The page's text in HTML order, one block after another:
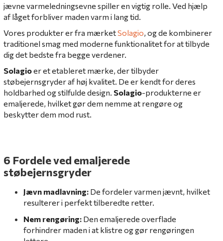
jævne varmeledningsevne spiller en vigtig rolle. Ved hjælp
af låget forbliver maden varm i lang tid.
Vores produkter er fra mærketSolagio, og de kombinerer
traditionel smag med moderne funktionalitet for at tilbyde
dig det bedste fra begge verdener.
Solagioer et etableret mærke, der tilbyder
støbejernsgryder af høj kvalitet. De er kendt for deres
holdbarhed og stilfulde design. Solagio-produkterne er
emaljerede, hvilket gør dem nemme at rengøre og
beskytter dem mod rust.
6 Fordele ved emaljerede
støbejernsgryder
Jævn madlavning: De fordeler varmen jævnt, hvilket
resulterer i perfekt tilberedte retter.
Nem rengøring: Den emaljerede overflade
forhindrer maden i at klistre og gør rengøringen